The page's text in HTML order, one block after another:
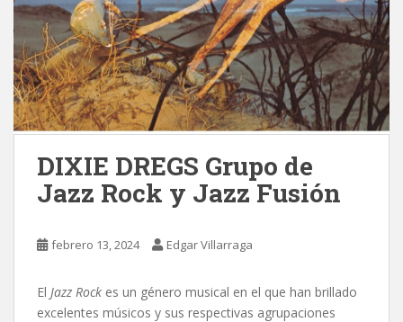
DIXIE DREGS Grupo de
Jazz Rock y Jazz Fusión
febrero 13, 2024 Edgar Villarraga
El Jazz Rock es un género musical en el que han brillado
excelentes músicos y sus respectivas agrupaciones